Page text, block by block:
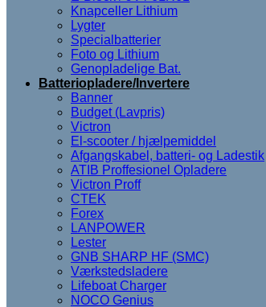
Knapceller Lithium
Lygter
Specialbatterier
Foto og Lithium
Genopladelige Bat.
Batteriopladere/Invertere
Banner
Budget (Lavpris)
Victron
El-scooter / hjælpemiddel
Afgangskabel, batteri- og Ladestik
ATIB Proffesionel Opladere
Victron Proff
CTEK
Forex
LANPOWER
Lester
GNB SHARP HF (SMC)
Værkstedsladere
Lifeboat Charger
NOCO Genius